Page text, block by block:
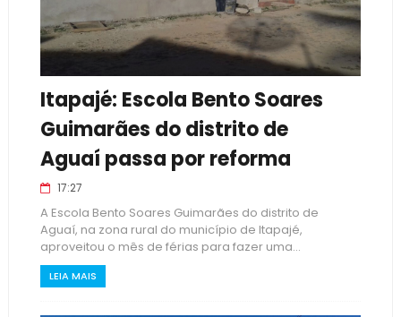
Itapajé: Escola Bento Soares
Guimarães do distrito de
Aguaí passa por reforma
17:27
A Escola Bento Soares Guimarães do distrito de
Aguaí, na zona rural do município de Itapajé,
aproveitou o mês de férias para fazer uma...
LEIA MAIS